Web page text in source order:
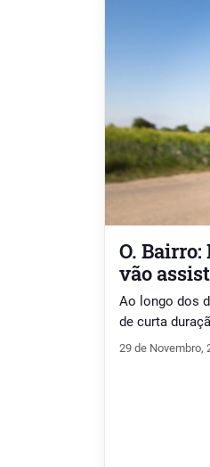
O.
vão
Ao longo dos
de curta
29 de Novembro,